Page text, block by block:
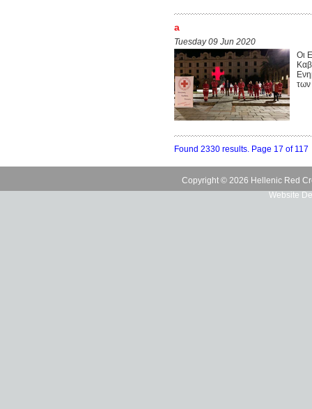
a
Tuesday 09 Jun 2020
Οι
των
Found 2330 results. Page 17 of 117
Copyright © 2026 Hellenic Red
Website